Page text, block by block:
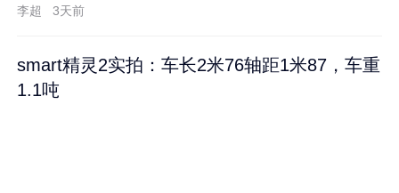
李超 3天前
smart精灵2实拍：车长2米76轴距1米87，车重
1.1吨